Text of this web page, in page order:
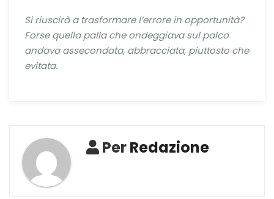
Si riuscirà a trasformare l’errore in opportunità?
Forse quella palla che ondeggiava sul palco
andava assecondata, abbracciata, piuttosto che
evitata.
PerRedazione